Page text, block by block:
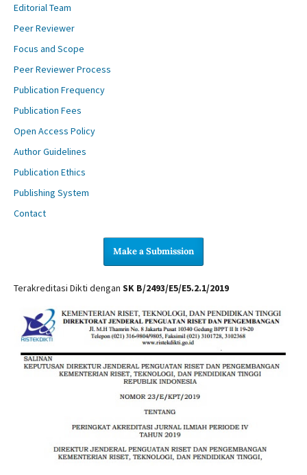
Editorial Team
Peer Reviewer
Focus and Scope
Peer Reviewer Process
Publication Frequency
Publication Fees
Open Access Policy
Author Guidelines
Publication Ethics
Publishing System
Contact
Make a Submission
Terakreditasi Dikti dengan SK B/2493/E5/E5.2.1/2019